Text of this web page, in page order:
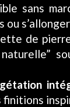
sans
s’allonger
de